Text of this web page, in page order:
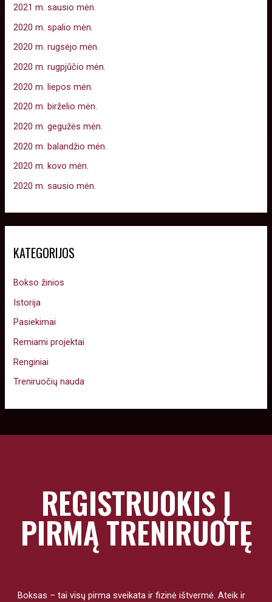
2021 m. sausio mėn.
2020 m. spalio mėn.
2020 m. rugsėjo mėn.
2020 m. rugpjūčio mėn.
2020 m. liepos mėn.
2020 m. birželio mėn.
2020 m. gegužės mėn.
2020 m. balandžio mėn.
2020 m. kovo mėn.
2020 m. sausio mėn.
KATEGORIJOS
Bokso žinios
Istorija
Pasiekimai
Remiami projektai
Renginiai
Treniruočių nauda
REGISTRUOKIS Į
PIRMĄ TRENIRUOTĘ
Boksas – tai visų pirma sveikata ir fizinė ištvermė. Ateik ir